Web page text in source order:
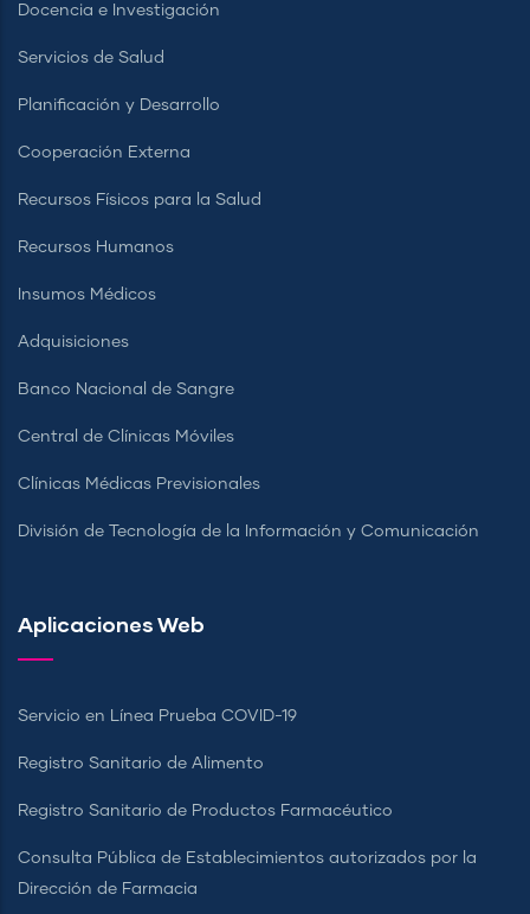
Docencia e Investigación
Servicios de Salud
Planificación y Desarrollo
Cooperación Externa
Recursos Físicos para la Salud
Recursos Humanos
Insumos Médicos
Adquisiciones
Banco Nacional de Sangre
Central de Clínicas Móviles
Clínicas Médicas Previsionales
División de Tecnología de la Información y Comunicación
Aplicaciones Web
Servicio en Línea Prueba COVID-19
Registro Sanitario de Alimento
Registro Sanitario de Productos Farmacéutico
Consulta Pública de Establecimientos autorizados por la
Dirección de Farmacia